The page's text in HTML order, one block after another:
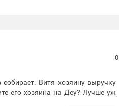
0
Витя хозяину выручку
его хозяина на Деу? Лучше уж